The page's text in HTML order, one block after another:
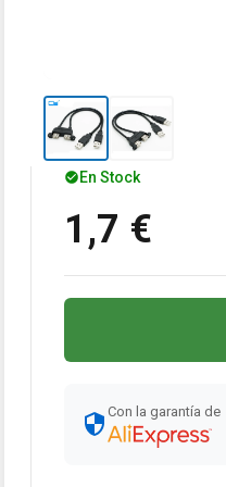
En Stock
1,7 €
Con la garantía de